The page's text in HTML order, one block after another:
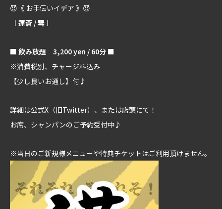
😈《 お手伝いイデア 》😈
［ 蓮蒼 / 彗 ］
■ 飲み放題 3,200 yen / 60分 ■
※消費税別、チャージ料込み
【少し良いお通し】付♪
詳細は公式X（旧Twitter）、または店頭にて！
お席、シャンパンのご予約受付中♪
※当日のご新規様メニューや特典チケットはご利用頂けません。